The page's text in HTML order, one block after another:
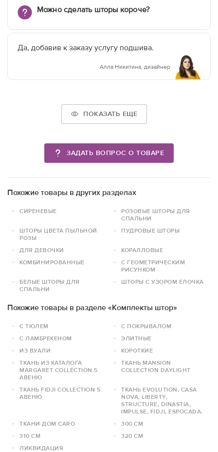
Можно сделать шторы короче?
Да, добавив к заказу услугу подшива.
Алла Никитина, дизайнер
ПОКАЗАТЬ ЕЩЕ
ЗАДАТЬ ВОПРОС О ТОВАРЕ
Похожие товары в других разделах
СИРЕНЕВЫЕ
РОЗОВЫЕ ШТОРЫ ДЛЯ
СПАЛЬНИ
ШТОРЫ ЦВЕТА ПЫЛЬНОЙ
РОЗЫ
ПУДРОВЫЕ ШТОРЫ
ДЛЯ ДЕВОЧКИ
КОРАЛЛОВЫЕ
КОМБИНИРОВАННЫЕ
С ГЕОМЕТРИЧЕСКИМ
РИСУНКОМ
БЕЛЫЕ ШТОРЫ ДЛЯ
СПАЛЬНИ
ШТОРЫ С УЗОРОМ ЕЛОЧКА
Похожие товары в разделе «Комплекты штор»
С ТЮЛЕМ
С ПОКРЫВАЛОМ
С ЛАМБРЕКЕНОМ
ЭЛИТНЫЕ
ИЗ ВУАЛИ
КОРОТКИЕ
ТКАНЬ ИЗ КАТАЛОГА
MARGARET COLLECTION 5
АВЕНЮ
ТКАНЬ MANSION
COLLECTION DAYLIGHT
ТКАНЬ FIDJI COLLECTION 5
АВЕНЮ
ТКАНЬ EVOLUTION, CASA
NOVA, LIBERTY,
STRUCTURE, DINASTIA,
IMPULSE, FIDJI, ESPOCADA.
ТКАНИ ДОМ CARO
300 СМ
310 СМ
320 СМ
ЛИКВИДАЦИЯ